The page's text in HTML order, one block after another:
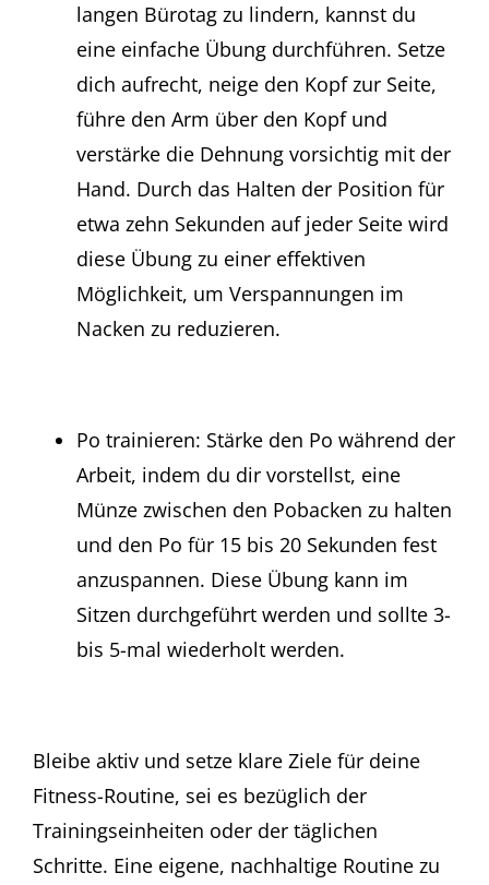
langen Bürotag zu lindern, kannst du
eine einfache Übung durchführen. Setze
dich aufrecht, neige den Kopf zur Seite,
führe den Arm über den Kopf und
verstärke die Dehnung vorsichtig mit der
Hand. Durch das Halten der Position für
etwa zehn Sekunden auf jeder Seite wird
diese Übung zu einer effektiven
Möglichkeit, um Verspannungen im
Nacken zu reduzieren.
Po trainieren: Stärke den Po während der
Arbeit, indem du dir vorstellst, eine
Münze zwischen den Pobacken zu halten
und den Po für 15 bis 20 Sekunden fest
anzuspannen. Diese Übung kann im
Sitzen durchgeführt werden und sollte 3-
bis 5-mal wiederholt werden.
Bleibe aktiv und setze klare Ziele für deine
Fitness-Routine, sei es bezüglich der
Trainingseinheiten oder der täglichen
Schritte. Eine eigene, nachhaltige Routine zu